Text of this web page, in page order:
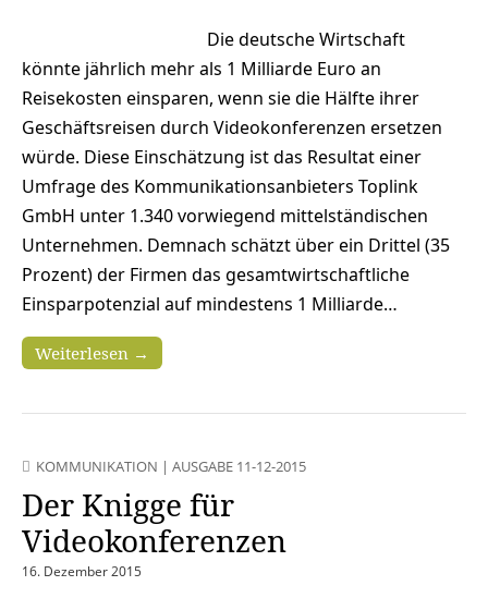
Die deutsche Wirtschaft
könnte jährlich mehr als 1 Milliarde Euro an
Reisekosten einsparen, wenn sie die Hälfte ihrer
Geschäftsreisen durch Videokonferenzen ersetzen
würde. Diese Einschätzung ist das Resultat einer
Umfrage des Kommunikationsanbieters Toplink
GmbH unter 1.340 vorwiegend mittelständischen
Unternehmen. Demnach schätzt über ein Drittel (35
Prozent) der Firmen das gesamtwirtschaftliche
Einsparpotenzial auf mindestens 1 Milliarde…
Weiterlesen →
KOMMUNIKATION | AUSGABE 11-12-2015
Der Knigge für
Videokonferenzen
16. Dezember 2015